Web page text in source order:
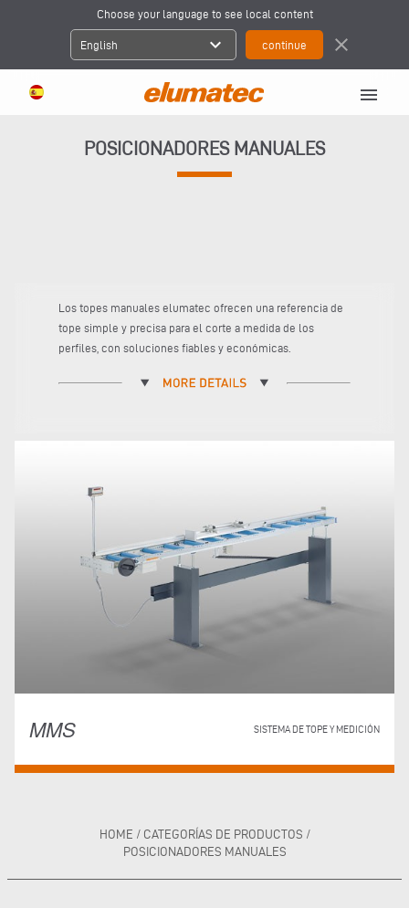
Choose your language to see local content
English expand_more close
menu
POSICIONADORES MANUALES
Los topes manuales elumatec ofrecen una referencia de
tope simple y precisa para el corte a medida de los
perfiles, con soluciones fiables y económicas.
MMS SISTEMA DE TOPE Y MEDICIÓN
HOME / CATEGORÍAS DE PRODUCTOS /
POSICIONADORES MANUALES